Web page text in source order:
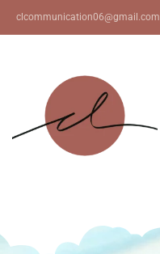
clcommunication06@gmail.com